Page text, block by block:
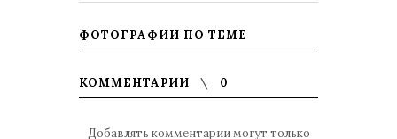
ФОТОГРАФИИ ПО ТЕМЕ
КОММЕНТАРИИ 0
Добавлять комментарии могут только